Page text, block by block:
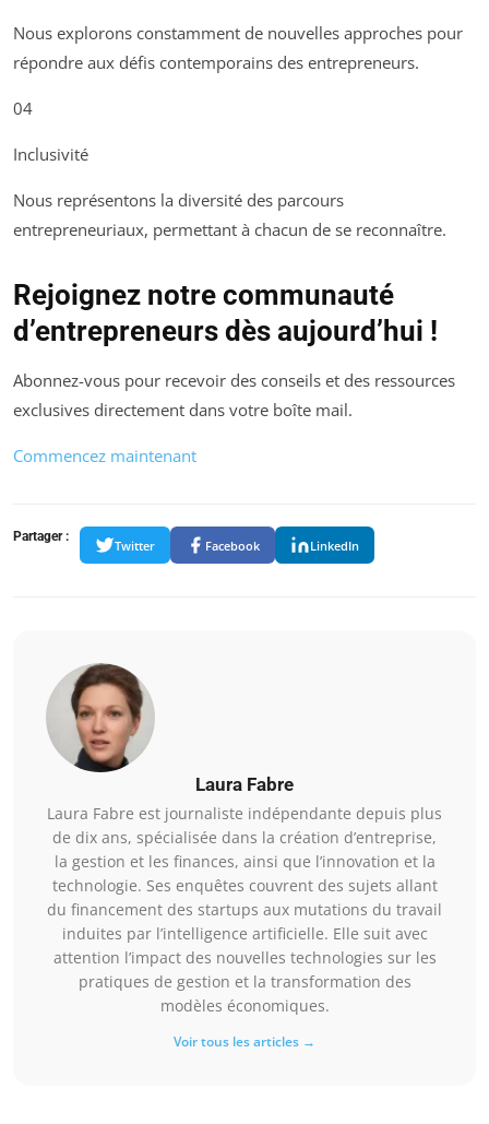
Nous explorons constamment de nouvelles approches pour
répondre aux défis contemporains des entrepreneurs.
04
Inclusivité
Nous représentons la diversité des parcours
entrepreneuriaux, permettant à chacun de se reconnaître.
Rejoignez notre communauté
d’entrepreneurs dès aujourd’hui !
Abonnez-vous pour recevoir des conseils et des ressources
exclusives directement dans votre boîte mail.
Commencez maintenant
Partager :
Twitter Facebook LinkedIn
Laura Fabre
Laura Fabre est journaliste indépendante depuis plus
de dix ans, spécialisée dans la création d’entreprise,
la gestion et les finances, ainsi que l’innovation et la
technologie. Ses enquêtes couvrent des sujets allant
du financement des startups aux mutations du travail
induites par l’intelligence artificielle. Elle suit avec
attention l’impact des nouvelles technologies sur les
pratiques de gestion et la transformation des
modèles économiques.
Voir tous les articles →